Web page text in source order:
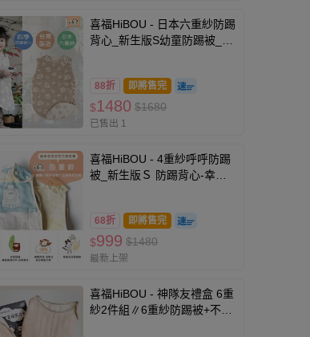
喜福HiBOU - 日本六重紗防踢
背心_新生版S幼童防踢被_透
88折 即將售完
$1480 $1680
已售出 1
喜福HiBOU - 4重紗呼呼防踢
被_新生版Ｓ 防踢背心-幸運
68折 即將售完
$999 $1480
最新上架
喜福HiBOU - 神隊友禮盒 6重
紗2件組∥6重紗防踢被+不著